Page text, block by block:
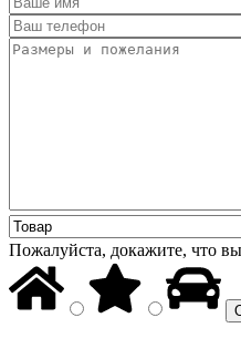
Пожалуйста, докажите, что